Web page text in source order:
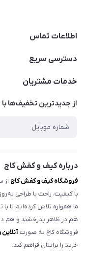
اطلاعات تماس
09056762436
دسترسی سریع
کفش زنانه
کیف زنانه
مدلهای تک سایز و حراجی
خدمات مشتریان
راهنمای سفارش
تماس با ما
از جدید‌ترین تخفیف‌ها
درباره کیف و کفش کاج
فروشگاه کیف و کفش کاج
با کیفیت، راحت با طراحی
ما همواره تلاش کرده‌ایم تا
هم در ظاهر بدرخشند و هم در
فروشگاه کاج به صورت
خرید را برایتان فراهم کند.